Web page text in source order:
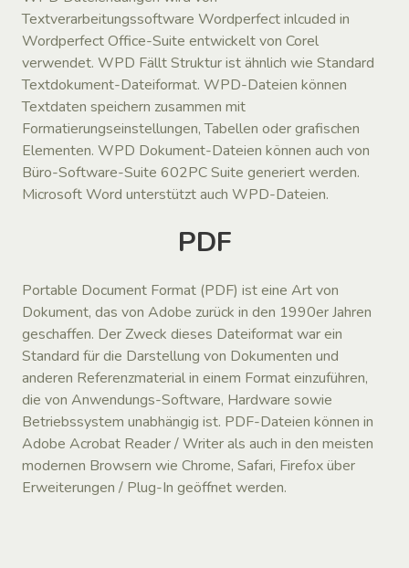
Textverarbeitungssoftware Wordperfect inlcuded in
Wordperfect Office-Suite entwickelt von Corel
verwendet. WPD Fällt Struktur ist ähnlich wie Standard
Textdokument-Dateiformat. WPD-Dateien können
Textdaten speichern zusammen mit
Formatierungseinstellungen, Tabellen oder grafischen
Elementen. WPD Dokument-Dateien können auch von
Büro-Software-Suite 602PC Suite generiert werden.
Microsoft Word unterstützt auch WPD-Dateien.
PDF
Portable Document Format (PDF) ist eine Art von
Dokument, das von Adobe zurück in den 1990er Jahren
geschaffen. Der Zweck dieses Dateiformat war ein
Standard für die Darstellung von Dokumenten und
anderen Referenzmaterial in einem Format einzuführen,
die von Anwendungs-Software, Hardware sowie
Betriebssystem unabhängig ist. PDF-Dateien können in
Adobe Acrobat Reader / Writer als auch in den meisten
modernen Browsern wie Chrome, Safari, Firefox über
Erweiterungen / Plug-In geöffnet werden.